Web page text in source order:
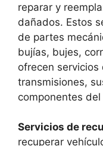
reparar y
dañados. Estos
de partes
bujías, bujes,
ofrecen
transmisiones,
componentes del
Servicios de
recuperar